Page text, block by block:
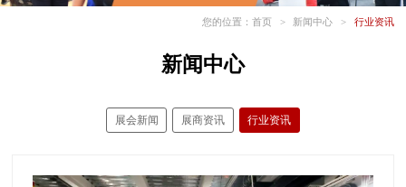
您的位置： 首页 > 新闻中心 > 行业资讯
新闻中心
展会新闻 展商资讯 行业资讯